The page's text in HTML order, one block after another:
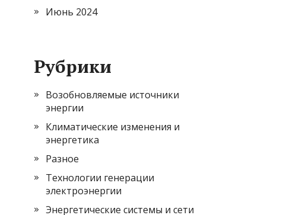
Июнь 2024
Рубрики
Возобновляемые источники
энергии
Климатические изменения и
энергетика
Разное
Технологии генерации
электроэнергии
Энергетические системы и сети